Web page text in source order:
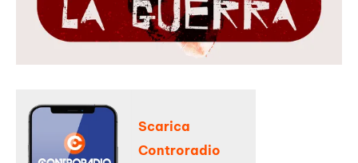
Scarica
Controradio